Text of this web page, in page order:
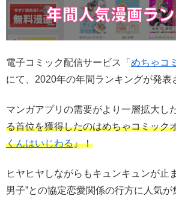
電子コミック配信サービス「 めちゃコ
にて、2020年の年間ランキングが発表
マンガアプリの需要がより一層拡大し
る首位を獲得したのはめちゃコミック
くんはいじわる』！
ヒヤヒヤしながらもキュンキュンが止
男子”との協定恋愛関係の行方に人気が